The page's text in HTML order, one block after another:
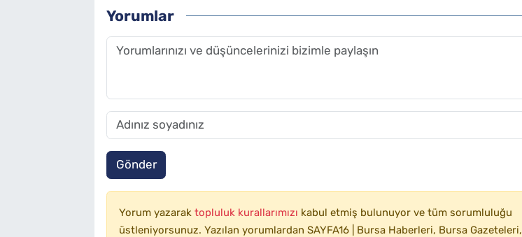
Yorumlar
Gönder
Yorum yazarak topluluk kurallarımızı kabul etmiş bulunuyor ve tüm sorumluluğu
üstleniyorsunuz. Yazılan yorumlardan SAYFA16 | Bursa Haberleri, Bursa Gazeteleri,